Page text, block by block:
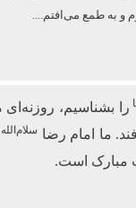
و به طمع می‌افتم....
را بشناسیم،
ما امام رضا
مبارک است.